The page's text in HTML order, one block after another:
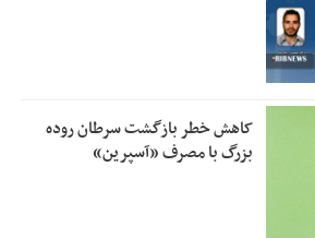
کاهش خطر بازگشت سرطان روده
بزرگ با مصرف «آسپرین»